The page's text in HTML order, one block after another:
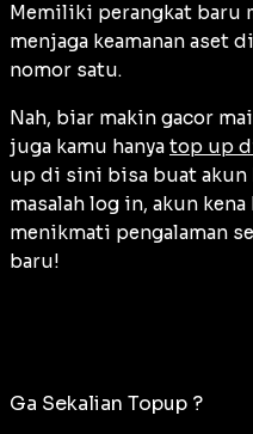
Memiliki perangkat baru
menjaga keamanan aset
nomor satu.
Nah, biar makin gacor
juga kamu hanya top up
up di sini bisa buat akun
masalah log in, akun
menikmati pengalaman
baru!
Ga Sekalian Topup ?